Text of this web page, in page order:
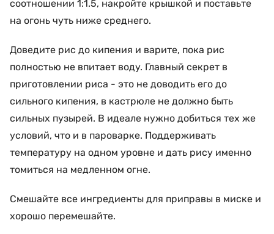
соотношении 1:1.5, накройте крышкой и поставьте
на огонь чуть ниже среднего.
Доведите рис до кипения и варите, пока рис
полностью не впитает воду. Главный секрет в
приготовлении риса - это не доводить его до
сильного кипения, в кастрюле не должно быть
сильных пузырей. В идеале нужно добиться тех же
условий, что и в пароварке. Поддерживать
температуру на одном уровне и дать рису именно
томиться на медленном огне.
Смешайте все ингредиенты для приправы в миске и
хорошо перемешайте.